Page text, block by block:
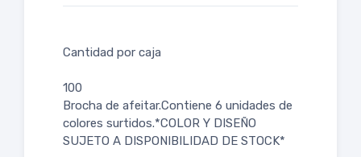
Cantidad por caja
100
Brocha de afeitar.Contiene 6 unidades de
colores surtidos.*COLOR Y DISEÑO
SUJETO A DISPONIBILIDAD DE STOCK*